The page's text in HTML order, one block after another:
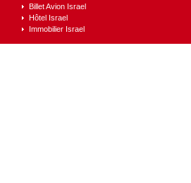
Billet Avion Israel
Hôtel Israel
Immobilier Israel